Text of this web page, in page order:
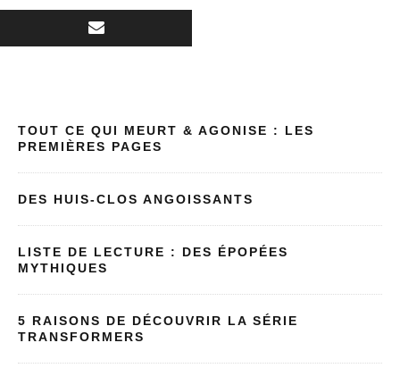
TOUT CE QUI MEURT & AGONISE : LES
PREMIÈRES PAGES
DES HUIS-CLOS ANGOISSANTS
LISTE DE LECTURE : DES ÉPOPÉES
MYTHIQUES
5 RAISONS DE DÉCOUVRIR LA SÉRIE
TRANSFORMERS